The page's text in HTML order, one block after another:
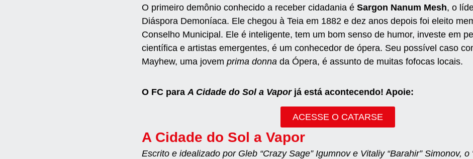
O primeiro demônio conhecido a receber cidadania é Sargon Nanum Mesh, o
Diáspora Demoníaca. Ele chegou à Teia em 1882 e dez anos depois foi eleito
Conselho Municipal. Ele é inteligente, tem um bom senso de humor, investe em
científica e artistas emergentes, é um conhecedor de ópera. Seu possível caso
Mayhew, uma jovem prima donna da Ópera, é assunto de muitas fofocas locais.
O FC paraA Cidade do Sol a Vaporjá está acontecendo! Apoie:
ACESSE O CATARSE
A Cidade do Sol a Vapor
Escrito e idealizado por Gleb “Crazy Sage” Igumnov e Vitaliy “Barahir” Simonov, o